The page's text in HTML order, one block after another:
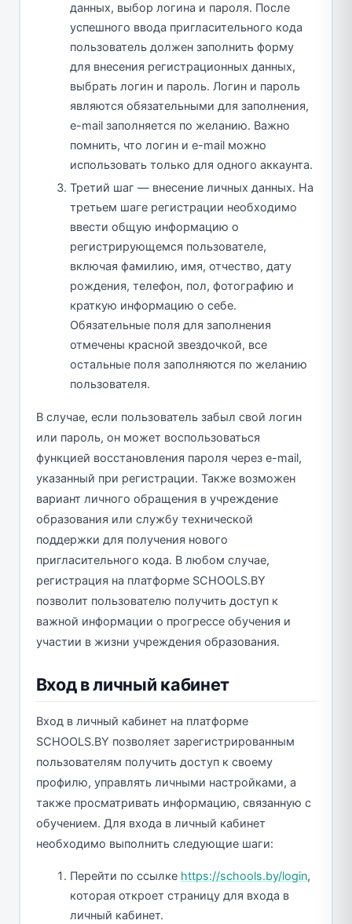
данных, выбор логина и пароля. После
успешного ввода пригласительного кода
пользователь должен заполнить форму
для внесения регистрационных данных,
выбрать логин и пароль. Логин и пароль
являются обязательными для заполнения,
e-mail заполняется по желанию. Важно
помнить, что логин и e-mail можно
использовать только для одного аккаунта.
Третий шаг — внесение личных данных. На
третьем шаге регистрации необходимо
ввести общую информацию о
регистрирующемся пользователе,
включая фамилию, имя, отчество, дату
рождения, телефон, пол, фотографию и
краткую информацию о себе.
Обязательные поля для заполнения
отмечены красной звездочкой, все
остальные поля заполняются по желанию
пользователя.
В случае, если пользователь забыл свой логин
или пароль, он может воспользоваться
функцией восстановления пароля через e-mail,
указанный при регистрации. Также возможен
вариант личного обращения в учреждение
образования или службу технической
поддержки для получения нового
пригласительного кода. В любом случае,
регистрация на платформе SCHOOLS.BY
позволит пользователю получить доступ к
важной информации о прогрессе обучения и
участии в жизни учреждения образования.
Вход в личный кабинет
Вход в личный кабинет на платформе
SCHOOLS.BY позволяет зарегистрированным
пользователям получить доступ к своему
профилю, управлять личными настройками, а
также просматривать информацию, связанную с
обучением. Для входа в личный кабинет
необходимо выполнить следующие шаги:
Перейти по ссылке https://schools.by/login,
которая откроет страницу для входа в
личный кабинет.